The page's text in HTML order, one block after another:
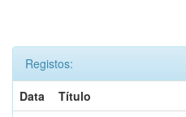
Registos:
Data
Título